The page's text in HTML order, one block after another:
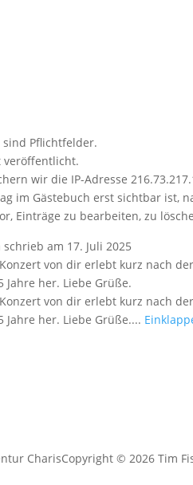
Pflichtfelder.
veröffentlicht.
wir die IP-Adresse
im Gästebuch erst sichtbar ist,
Einträge zu bearbeiten, zu
schrieb am 17. Juli 2025
von dir erlebt kurz nach
Jahre her. Liebe Grüße.
von dir erlebt kurz nach
her. Liebe Grüße....
Copyright © 2026 Tim